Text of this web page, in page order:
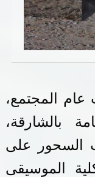
المجتمع،
بالشارقة،
السحور على
الموسيقى